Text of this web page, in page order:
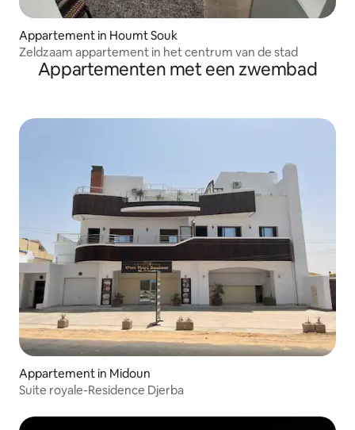
Appartement in Houmt Souk
Zeldzaam appartement in het centrum van de stad
Appartementen met een zwembad
Appartement in Midoun
Suite royale-Residence Djerba